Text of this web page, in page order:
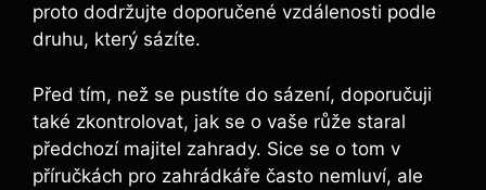
proto dodržujte doporučené vzdálenosti podle⁣
druhu,⁤ který sázíte.
Před ‍tím, než ⁢se pustíte do sázení, doporučuji
také zkontrolovat, jak⁤ se o vaše růže ⁤staral
⁢předchozí majitel ‍zahrady. Sice se o tom v
příručkách pro⁤ zahrádkáře často ⁤nemluví, ⁤ale